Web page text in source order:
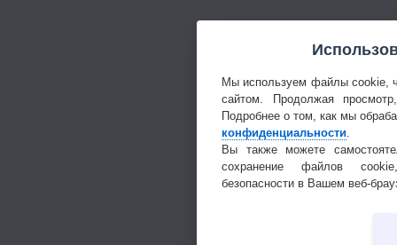
Мы используем файлы cookie,
сайтом. Продолжая
Подробнее о том, как мы
конфиденциальности
Вы также можете
сохранение файлов
безопасности в Вашем веб-